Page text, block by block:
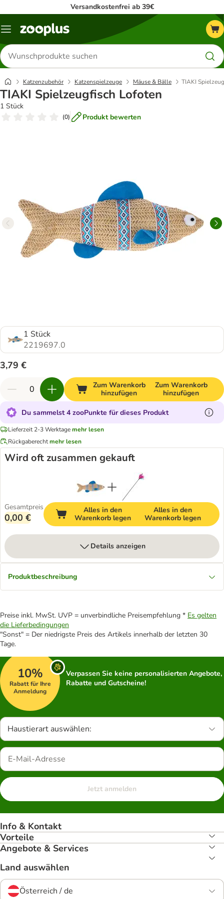
Versandkostenfrei ab 39€
Menü
Produkte
suchen
Katzenzubehör Katzenspielzeuge Mäuse & Bälle TIAKI
TIAKI Spielzeugfisch Lofoten
1 Stück
(0) Produkt bewerten
1 Stück
2219697.0
3,79 €
Zum Warenkorb
hinzufügen
Zum Warenkorb
hinzufügen
Du sammelst 4 zooPunkte für dieses Produkt
Lieferzeit 2-3 Werktagemehr lesen
Rückgaberechtmehr lesen
Wird oft zusammen gekauft
Gesamtpreis
0,00 €
Alles in den
Warenkorb legen
Alles in den
Warenkorb legen
Details anzeigen
Produktbeschreibung
Preise inkl. MwSt. UVP = unverbindliche Preisempfehlung * Es gelten
die Lieferbedingungen
"Sonst" = Der niedrigste Preis des Artikels innerhalb der letzten 30
Tage.
10%
Rabatt für Ihre
Anmeldung
Verpassen Sie keine personalisierten Angebote,
Rabatte und Gutscheine!
Haustierart auswählen:
Jetzt anmelden
Info & Kontakt
Vorteile
Angebote & Services
Land auswählen
Österreich / de